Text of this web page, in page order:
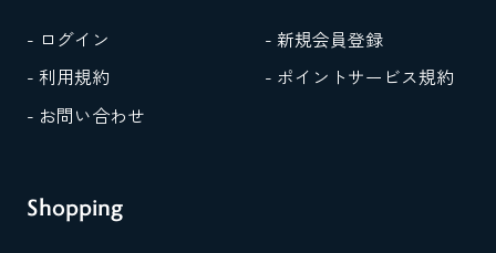
- ログイン
- 新規会員登録
- 利用規約
- ポイントサービス規約
- お問い合わせ
Shopping